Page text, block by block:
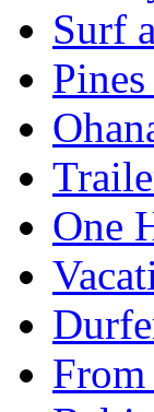
Surf
One